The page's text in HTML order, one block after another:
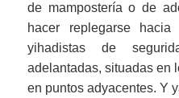
de mampostería o de
hacer replegarse
yihadistas de
adelantadas, situadas en
en puntos adyacentes. Y